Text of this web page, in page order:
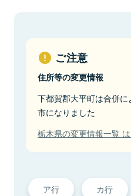
ご注意
住所等の変更情報
下都賀郡大平町は合併
市になりました
栃木県の変更情報一覧
ア行 カ行